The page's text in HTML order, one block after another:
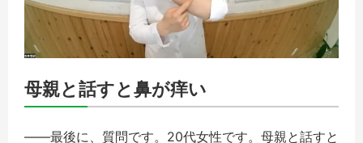
母親と話すと鼻が痒い
――最後に、質問です。20代女性です。母親と話すと